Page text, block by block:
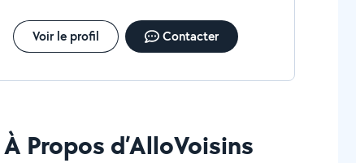
Voir le profil Contacter
À Propos d’AlloVoisins